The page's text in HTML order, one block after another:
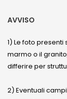
AVVISO
1) Le foto
marmo o il
differire per
2) Eventuali